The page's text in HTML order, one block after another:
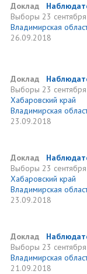
Доклад
Выборы 23
Владимирская
26.09.2018
Доклад
Выборы 23
Хабаровский край
Владимирская
23.09.2018
Доклад
Выборы 23
Хабаровский край
Владимирская
23.09.2018
Доклад
Выборы 23
Владимирская
21.09.2018